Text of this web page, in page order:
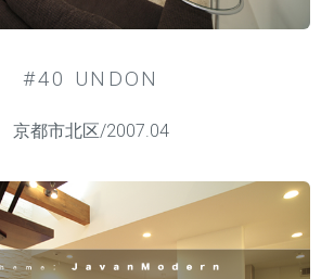
#40 UNDON
京都市北区/2007.04